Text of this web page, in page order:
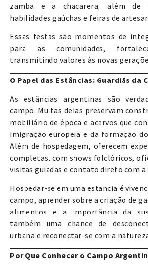
zamba e a chacarera, além de
habilidades gaúchas e feiras de
Essas festas são momentos de
para as comunidades,
transmitindo valores às novas
O Papel das Estâncias: Guardiãs da
As estâncias argentinas são
campo. Muitas delas preservam
mobiliário de época e acervos que
imigração europeia e da formação
Além de hospedagem, oferecem
completas, com shows folclóricos,
visitas guiadas e contato direto com a
Hospedar-se em uma estancia é
campo, aprender sobre a criação de
alimentos e a importância da
também uma chance de
urbana e reconectar-se com a
Por Que Conhecer o Campo